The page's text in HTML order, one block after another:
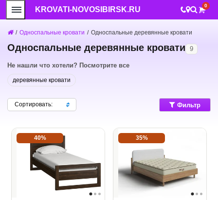
KROVATI-NOVOSIBIRSK.RU 0
/ Односпальные кровати / Односпальные деревянные кровати
Односпальные деревянные кровати 9
Не нашли что хотели? Посмотрите все
деревянные кровати
Сортировать: Фильтр
40% 35%